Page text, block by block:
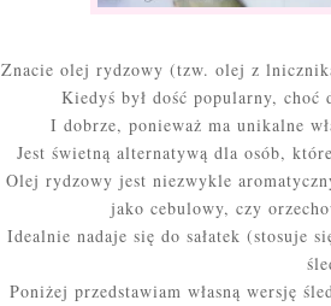
Znacie olej rydzowy (tzw. olej z
Kiedyś był dość popularny,
I dobrze, ponieważ ma unikalne
Jest świetną alternatywą dla osób,
Olej rydzowy jest niezwykle
jako cebulowy, czy
Idealnie nadaje się do sałatek (stosuje
Poniżej przedstawiam własną wersję